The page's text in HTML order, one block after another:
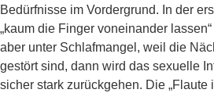
Bedürfnisse im Vordergrund. In der
„kaum die Finger voneinander
aber unter Schlafmangel, weil die
gestört sind, dann wird das sexuelle
sicher stark zurückgehen. Die „Flaute